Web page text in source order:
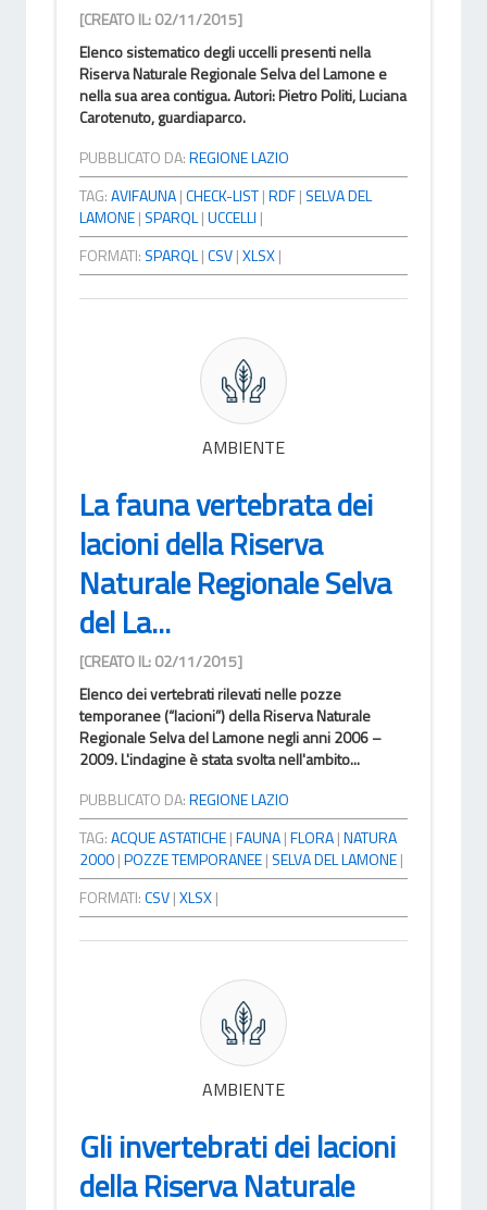
[CREATO IL: 02/11/2015]
Elenco sistematico degli uccelli presenti nella
Riserva Naturale Regionale Selva del Lamone e
nella sua area contigua. Autori: Pietro Politi, Luciana
Carotenuto, guardiaparco.
PUBBLICATO DA:REGIONE LAZIO
TAG:AVIFAUNA|CHECK-LIST|RDF| SELVA DEL
LAMONE| SPARQL|UCCELLI |
FORMATI: SPARQL|CSV|XLSX|
AMBIENTE
La fauna vertebrata dei
lacioni della Riserva
Naturale Regionale Selva
del La...
[CREATO IL: 02/11/2015]
Elenco dei vertebrati rilevati nelle pozze
temporanee (“lacioni”) della Riserva Naturale
Regionale Selva del Lamone negli anni 2006 –
2009. L'indagine è stata svolta nell'ambito...
PUBBLICATO DA:REGIONE LAZIO
TAG:ACQUE ASTATICHE|FAUNA|FLORA|NATURA
2000|POZZE TEMPORANEE| SELVA DEL LAMONE|
FORMATI:CSV|XLSX|
AMBIENTE
Gli invertebrati dei lacioni
della Riserva Naturale